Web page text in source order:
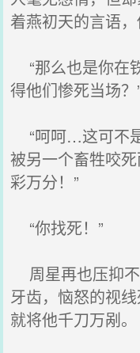
着燕初天的言语，
“那么也是你在
得他们惨死当场？
“呵呵…这可不
被另一个畜牲咬
彩万分！”
“你找死！”
周星再也压抑
牙齿，恼怒的视
就将他千刀万剐。